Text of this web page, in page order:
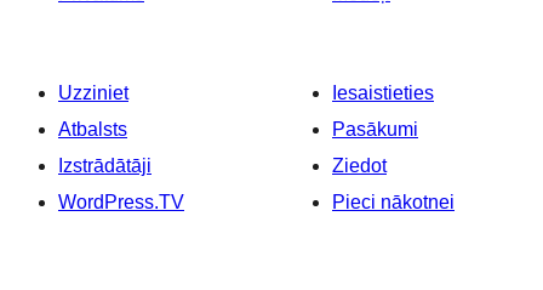
Uzziniet
Atbalsts
Izstrādātāji
WordPress.TV
Iesaistieties
Pasākumi
Ziedot
Pieci nākotnei